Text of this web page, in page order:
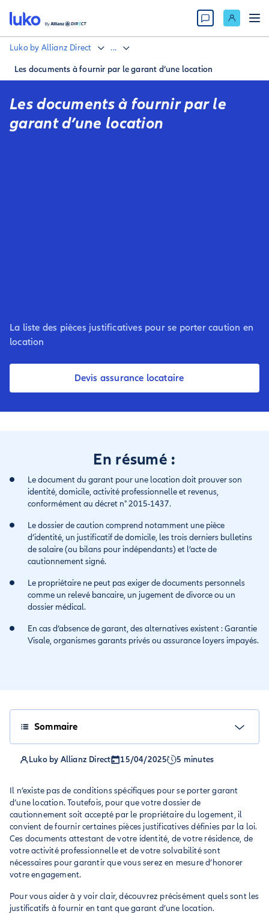
Luko by Allianz Direct ...
Les documents à fournir par le garant d’une location
Les documents à fournir par le
garant d’une location
La liste des pièces justificatives pour se porter caution en
location
Devis assurance locataire
En résumé :
Le document du garant pour une location doit prouver son
identité, domicile, activité professionnelle et revenus,
conformément au décret n° 2015-1437.
Le dossier de caution comprend notamment une pièce
d’identité, un justificatif de domicile, les trois derniers bulletins
de salaire (ou bilans pour indépendants) et l’acte de
cautionnement signé.
Le propriétaire ne peut pas exiger de documents personnels
comme un relevé bancaire, un jugement de divorce ou un
dossier médical.
En cas d’absence de garant, des alternatives existent : Garantie
Visale, organismes garants privés ou assurance loyers impayés.
Sommaire
Luko by Allianz Direct 15/04/2025 5 minutes
Il n’existe pas de conditions spécifiques pour se porter garant
d’une location. Toutefois, pour que votre dossier de
cautionnement soit accepté par le propriétaire du logement, il
convient de fournir certaines pièces justificatives définies par la loi.
Ces documents attestant de votre identité, de votre résidence, de
votre activité professionnelle et de votre solvabilité sont
nécessaires pour garantir que vous serez en mesure d’honorer
votre engagement.
Pour vous aider à y voir clair, découvrez précisément quels sont les
justificatifs à fournir en tant que garant d’une location.